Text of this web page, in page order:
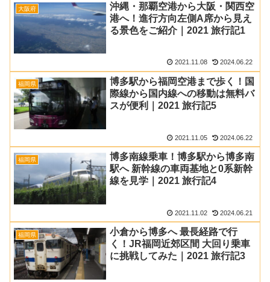
大阪府
沖縄・那覇空港から大阪・関西空
港へ！進行方向左側A席から見え
る景色をご紹介｜2021 旅行記1
2021.11.08 2024.06.22
福岡県
博多駅から福岡空港まで歩く！国
際線から国内線への移動は無料バ
スが便利｜2021 旅行記5
2021.11.05 2024.06.22
福岡県
博多南線乗車！博多駅から博多南
駅へ 新幹線の車両基地と0系新幹
線を見学｜2021 旅行記4
2021.11.02 2024.06.21
福岡県
小倉から博多へ 最長経路で行
く！JR福岡近郊区間 大回り乗車
に挑戦してみた｜2021 旅行記3